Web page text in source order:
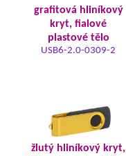
grafitová hliníkový
kryt, fialové
plastové tělo
USB6-2.0-0309-2
žlutý hliníkový kryt,